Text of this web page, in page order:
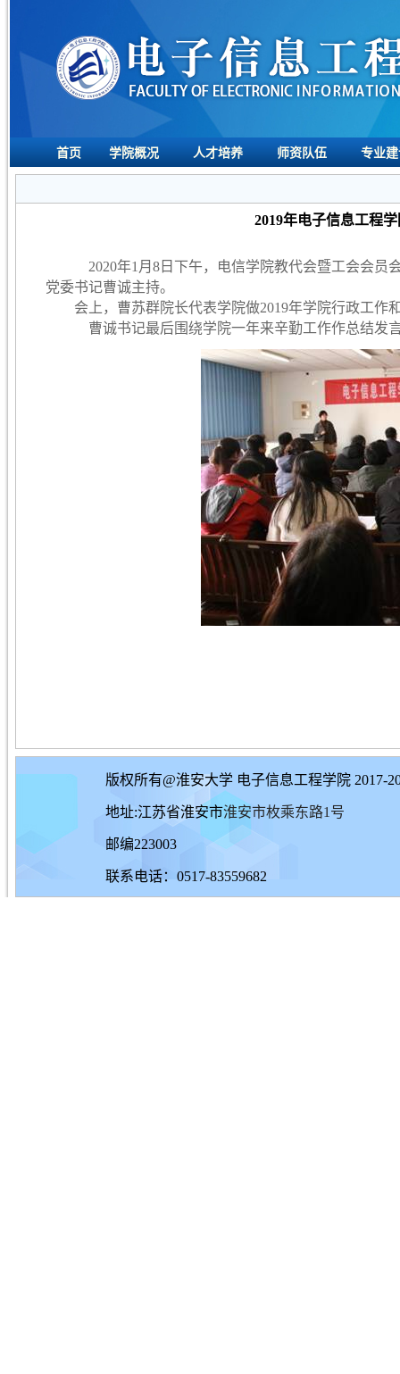
首页 学院概况 人才培养 师资队伍 专业
2019年电子信息工程
2020年1 月 8 日下午，电信学院教代会暨工会会员
党委书记曹诚主持。
会上，曹苏群院长代表学院做2019年学院行政工作
曹诚书记最后围绕学院一年来辛勤工作作总结
版权所有@淮安大学 电子信息工程学院 2017-
地址:江苏省淮安市淮安市枚乘东路1号
邮编223003
联系电话：0517-83559682